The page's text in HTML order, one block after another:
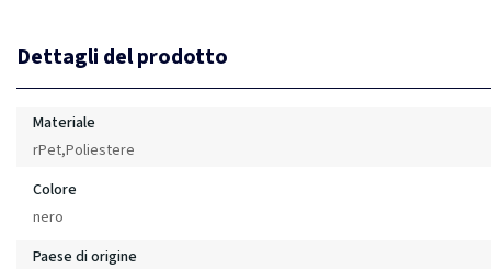
Dettagli del prodotto
Materiale
rPet,Poliestere
Colore
nero
Paese di origine